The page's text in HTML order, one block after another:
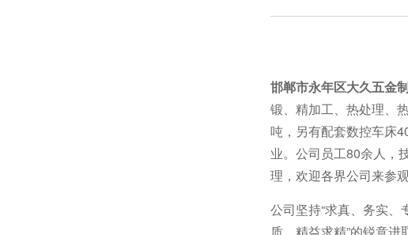
邯郸市永年区大久五金
锻、精加工、热处理、
吨，另有配套数控车床
业。公司员工80余人，
理，欢迎各界公司来参
公司坚持“求真、务实、